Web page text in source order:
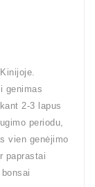
genimas
2-3 lapus
periodu,
vien genėjimo
paprastai